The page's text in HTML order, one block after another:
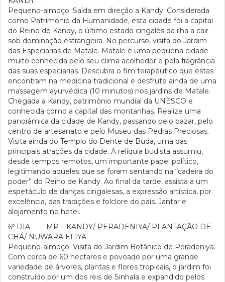
Pequeno-almoço. Saída em direção a Kandy. Considerada
como Património da Humanidade, esta cidade foi a capital
do Reino de Kandy, o último estado cingalês da ilha a cair
sob dominação estrangeira. No percurso, visita do Jardim
das Especiarias de Matale. Matale é uma pequena cidade
muito conhecida pelo seu clima acolhedor e pela fragrância
das suas especiarias. Descubra o fim terapêutico que estas
encontram na medicina tradicional e desfrute ainda de uma
massagem ayurvédica (10 minutos) nos jardins de Matale.
Chegada a Kandy, património mundial da UNESCO e
conhecida como a capital das montanhas. Realize uma
panorâmica da cidade de Kandy, passando pelo bazar, pelo
centro de artesanato e pelo Museu das Pedras Preciosas.
Visita ainda do Templo do Dente de Buda, uma das
principais atrações da cidade. A relíquia budista assumiu,
desde tempos remotos, um importante papel político,
legitimando aqueles que se foram sentando na “cadeira do
poder” do Reino de Kandy. Ao final da tarde, assista a um
espetáculo de danças cingalesas, a expressão artística, por
excelência, das tradições e folclore do país. Jantar e
alojamento no hotel.
6º DIA MP – KANDY/ PERADENIYA/ PLANTAÇÃO DE
CHÁ/ NUWARA ELIYA
Pequeno-almoço. Visita do Jardim Botânico de Peradeniya.
Com cerca de 60 hectares e povoado por uma grande
variedade de árvores, plantas e flores tropicais, o jardim foi
construído por um dos reis de Sinhala e expandido pelos